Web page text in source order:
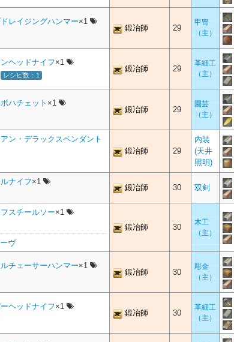
レイジングハンマー×1
鍛冶師 29
甲冑
（主）
ヘッドナイフ×1
レシピ数：1
鍛冶師 29
革細工
（主）
ハチェット ×1
鍛冶師 29
園芸
（主）
ン・デラックスペンダント
鍛冶師 29
内装
(天井
照明)
ナイフ×1
鍛冶師 30 双剣
スチールソー×1
ヴ
鍛冶師 30
木工
（主）
チェーサーハンマー×1
鍛冶師 30
彫金
（主）
ヘッドナイフ×1
鍛冶師 30
革細工
（主）